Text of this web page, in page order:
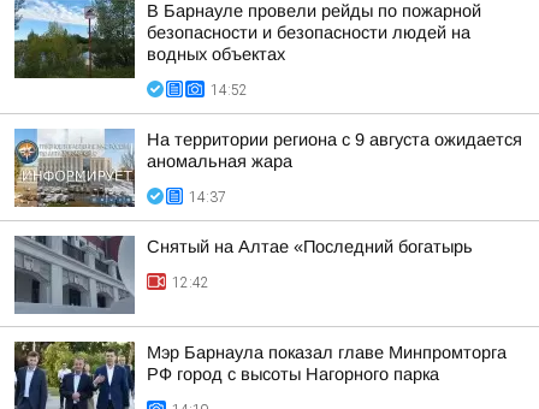
В Барнауле провели рейды по пожарной
безопасности и безопасности людей на
водных объектах
14:52
На территории региона с 9 августа ожидается
аномальная жара
14:37
Снятый на Алтае «Последний богатырь
12:42
Мэр Барнаула показал главе Минпромторга
РФ город с высоты Нагорного парка